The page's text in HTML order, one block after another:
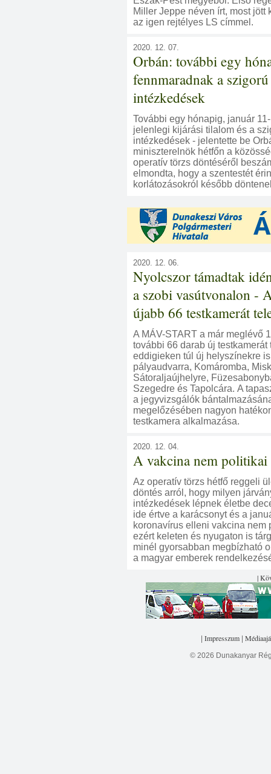
Miller Jeppe néven írt, most jött
az igen rejtélyes LS címmel.
2020. 12. 07.
Orbán: további egy
fennmaradnak a szigorú
intézkedések
További egy hónapig, január
jelenlegi kijárási tilalom és a
intézkedések - jelentette be
miniszterelnök hétfőn a
operatív törzs döntéséről
elmondta, hogy a szentestét
korlátozásokról később
2020. 12. 06.
Nyolcszor támadtak
a szobi vasútvonalon -
újabb 66 testkamerát
A MÁV-START a már meglévő
további 66 darab új testkamerát
eddigieken túl új helyszínekre
pályaudvarra, Komáromba,
Sátoraljaújhelyre,
Szegedre és Tapolcára. A
a jegyvizsgálók
megelőzésében nagyon
testkamera alkalmazása.
2020. 12. 04.
A vakcina nem politikai
Az operatív törzs hétfő reggeli
döntés arról, hogy milyen
intézkedések lépnek életbe
ide értve a karácsonyt és a
koronavírus elleni vakcina nem
ezért keleten és nyugaton is
minél gyorsabban megbízható
a magyar emberek
|
|Impresszum |
© 2026 Dunakanyar